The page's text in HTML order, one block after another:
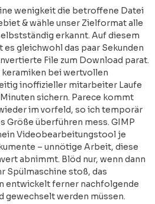
wenigkeit die betroffene Datei
& wähle unser Zielformat alle
erkannt. Auf diesem
es gleichwohl das paar Sekunden
File zum Download parat.
bei wertvollen
inoffizieller mitarbeiter Laufe
sichern. Parece kommt
im vorfeld, so ich temporär
Größe überführen mess. GIMP
Videobearbeitungstool je
– unnötige Arbeit, diese
abnimmt. Blöd nur, wenn dann
Spülmaschine stoß, das
entwickelt ferner nachfolgende
gewechselt werden müssen.